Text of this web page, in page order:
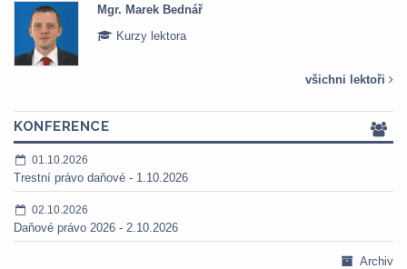
Mgr. Marek Bednář
Kurzy lektora
všichni lektoři
KONFERENCE
01.10.2026
Trestní právo daňové - 1.10.2026
02.10.2026
Daňové právo 2026 - 2.10.2026
Archiv